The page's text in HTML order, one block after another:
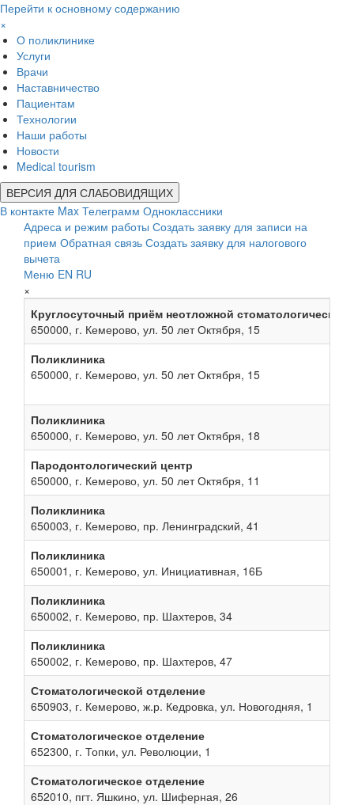
Перейти к основному содержанию
×
О поликлинике
Услуги
Врачи
Наставничество
Пациентам
Технологии
Наши работы
Новости
Medical tourism
ВЕРСИЯ ДЛЯ СЛАБОВИДЯЩИХ
В контакте Max Телеграмм Одноклассники
Адреса и режим работы Создать заявку для записи на
прием Обратная связь Создать заявку для налогового
вычета
Меню EN RU
×
Круглосуточный приём неотложной
650000, г. Кемерово, ул. 50 лет Октября, 15
Поликлиника
650000, г. Кемерово, ул. 50 лет Октября, 15
Поликлиника
650000, г. Кемерово, ул. 50 лет Октября, 18
Пародонтологический центр
650000, г. Кемерово, ул. 50 лет Октября, 11
Поликлиника
650003, г. Кемерово, пр. Ленинградский, 41
Поликлиника
650001, г. Кемерово, ул. Инициативная, 16Б
Поликлиника
650002, г. Кемерово, пр. Шахтеров, 34
Поликлиника
650002, г. Кемерово, пр. Шахтеров, 47
Стоматологической отделение
650903, г. Кемерово, ж.р. Кедровка, ул. Новогодняя, 1
Стоматологическое отделение
652300, г. Топки, ул. Революции, 1
Стоматологическое отделение
652010, пгт. Яшкино, ул. Шиферная, 26